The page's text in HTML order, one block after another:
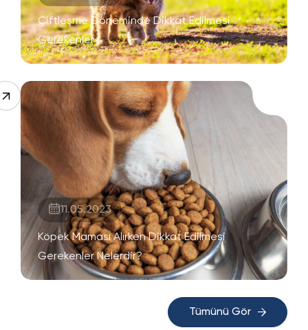
Çiftleşme Döneminde Dikkat Edilmesi
Gerekenler
11.05.2023
Köpek Maması Alırken Dikkat Edilmesi
Gerekenler Nelerdir?
Tümünü Gör